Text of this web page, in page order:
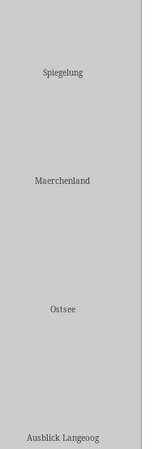
Spiegelung
Maerchenland
Ostsee
Ausblick Langeoog